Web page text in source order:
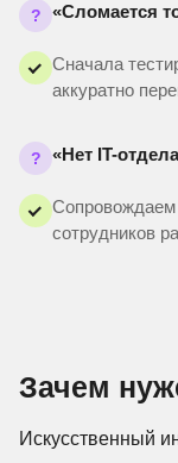
? «Сломается
Сначала
аккуратно
? «Нет IT-
Сопровождаем
сотрудников
Зачем
Искусственный